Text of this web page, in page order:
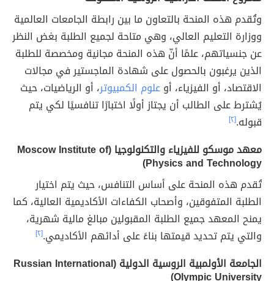
وتُقدم هذه المنحة بالتعاون ما بين رابطة الجامعات العالمية
ووزارة التعليم العالي، وهي متاحة لجميع الطلبة بغض النظر
عن جنسياتهم، علمًا أنّ هذه المنحة مجانية ومخصصة للطلبة
الذين يرغبون بالحصول على شهادة الماجستير في مجالات
الاقتصاد، أو الفيزياء، أوعلوم الكمبيوتر، أو الرياضيات، حيث
يُشترط على الطالب أن يجتاز أولًا اختبارًا تنافسيًا لكي يتم
قبوله.[٢]
معهد موسكو للفيزياء والتكنولوجيا (Moscow Institute of
Physics and Technology)
تُقدم هذه المنحة على أساس التنافس، حيث يتم اختيار
الطلبة المتفوقين، وأصحاب الكفاءات الأكاديمية العالية، كما
يمنح المعهد جميع الطلبة المقبولين مبالغ مالية شهرية،
والتي يتم تحديد قيمتها بناءً على أدائهم الأكاديمي.[٢]
الجامعة الأولمبية الروسية الدولية (Russian International
Olympic University)